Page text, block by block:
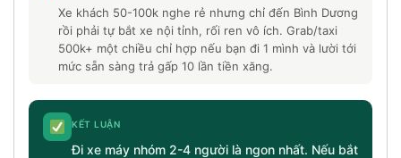
Xe khách 50-100k nghe rẻ nhưng chỉ đến Bình Dương
rồi phải tự bắt xe nội tỉnh, rối ren vô ích. Grab/taxi
500k+ một chiều chỉ hợp nếu bạn đi 1 mình và lười tới
mức sẵn sàng trả gấp 10 lần tiền xăng.
KẾT LUẬN
Đi xe máy nhóm 2-4 người là ngon nhất. Nếu bắt